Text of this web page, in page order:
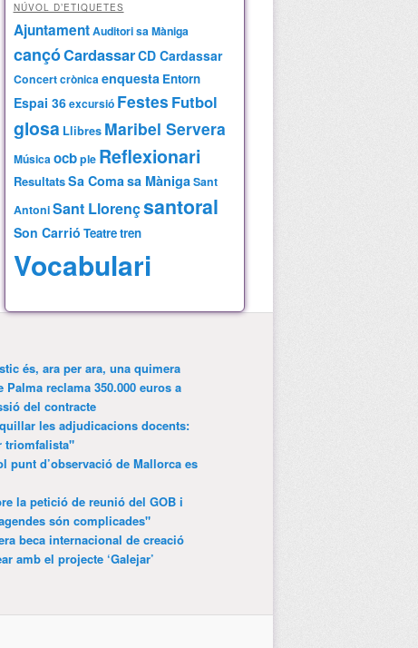
NÚVOL D’ETIQUETES
AjuntamentAuditori sa Màniga
cançóCardassarCD Cardassar
Concertcrònicaenquesta Entorn
Espai 36excursió Festes Futbol
glosa Llibres Maribel Servera
Músicaocbple Reflexionari
ResultatsSa Comasa MànigaSant
AntoniSant Llorençsantoral
Son Carrió Teatretren
Vocabulari
és, ara per ara, una quimera
reclama 350.000 euros a
del contracte
les adjudicacions docents:
triomfalista"
punt d’observació de Mallorca es
la petició de reunió del GOB i
són complicades"
beca internacional de creació
amb el projecte ‘Galejar’